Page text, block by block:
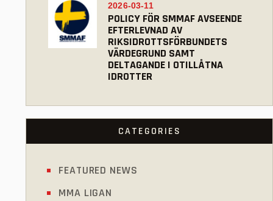
POLICY FÖR SMMAF AVSEENDE
EFTERLEVNAD AV
RIKSIDROTTSFÖRBUNDETS
VÄRDEGRUND SAMT
DELTAGANDE I OTILLÅTNA
IDROTTER
2026-03-11
CATEGORIES
FEATURED NEWS
MMA LIGAN